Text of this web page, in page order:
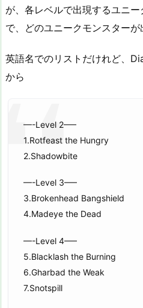
が、各レベルで出現するユニ
で、どのユニークモンスターが
英語名でのリストだけれど、
から
—-Level 2—–
1.Rotfeast the Hungry
2.Shadowbite
—-Level 3—–
3.Brokenhead Bangshield
4.Madeye the Dead
—-Level 4—–
5.Blacklash the Burning
6.Gharbad the Weak
7.Snotspill